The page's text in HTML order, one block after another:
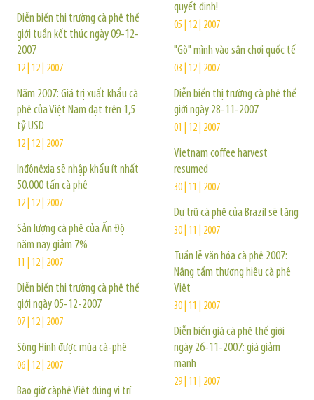
Diễn biến thị trường cà phê thế
giới tuần kết thúc ngày 09-12-
2007
12 | 12 | 2007
Năm 2007: Giá trị xuất khẩu cà
phê của Việt Nam đạt trên 1,5
tỷ USD
12 | 12 | 2007
Inđônêxia sẽ nhập khẩu ít nhất
50.000 tấn cà phê
12 | 12 | 2007
Sản lượng cà phê của Ấn Độ
năm nay giảm 7%
11 | 12 | 2007
Diễn biến thị trường cà phê thế
giới ngày 05-12-2007
07 | 12 | 2007
Sông Hinh được mùa cà-phê
06 | 12 | 2007
Bao giờ càphê Việt đúng vị trí
quyết định!
05 | 12 | 2007
"Gò" mình vào sân chơi quốc tế
03 | 12 | 2007
Diễn biến thị trường cà phê thế
giới ngày 28-11-2007
01 | 12 | 2007
Vietnam coffee harvest
resumed
30 | 11 | 2007
Dự trữ cà phê của Brazil sẽ tăng
30 | 11 | 2007
Tuần lễ văn hóa cà phê 2007:
Nâng tầm thương hiệu cà phê
Việt
30 | 11 | 2007
Diễn biến giá cà phê thế giới
ngày 26-11-2007: giá giảm
mạnh
29 | 11 | 2007